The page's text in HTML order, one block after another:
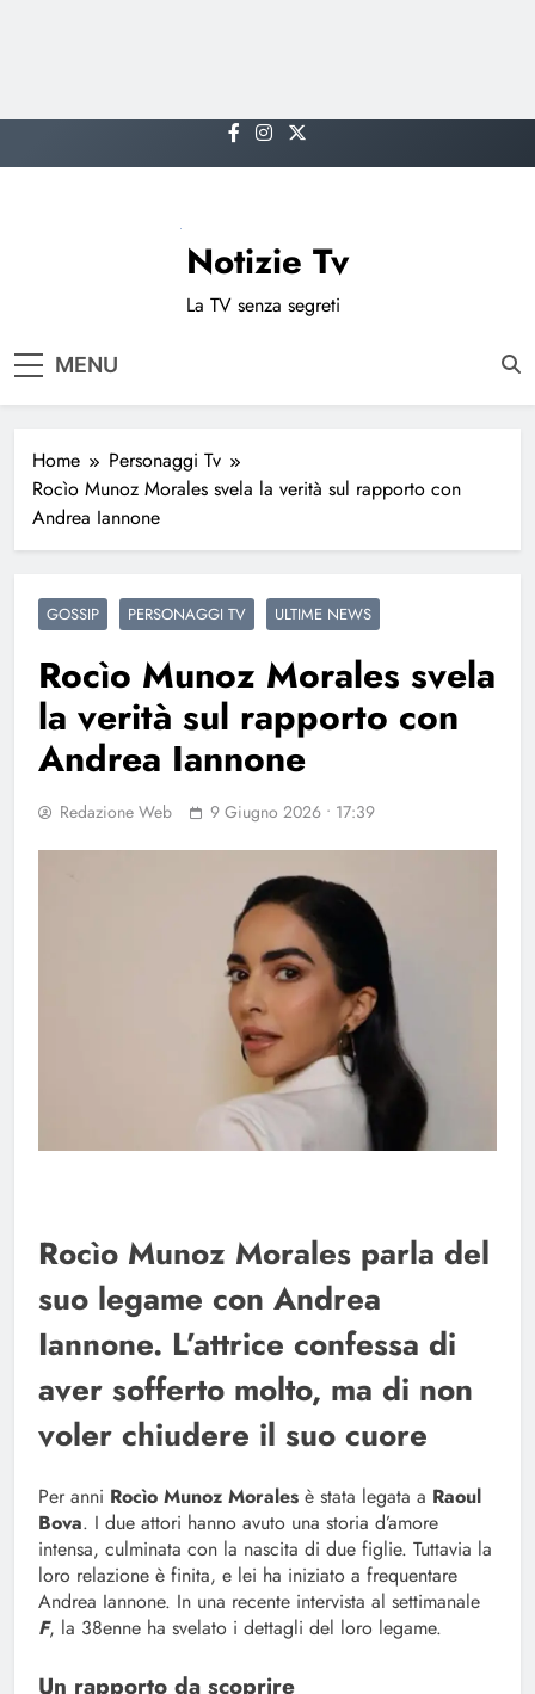
to
Notizie Tv
La TV senza segreti
MENU
Home
Personaggi Tv
Rocìo Munoz Morales svela la verità sul rapporto con
Andrea Iannone
GOSSIP PERSONAGGI TV ULTIME NEWS
Rocìo Munoz Morales svela
la verità sul rapporto con
Andrea Iannone
Redazione Web 9 Giugno 2026 • 17:39
Rocìo Munoz Morales parla del
suo legame con Andrea
Iannone. L’attrice confessa di
aver sofferto molto, ma di non
voler chiudere il suo cuore
Per anni Rocìo Munoz Morales è stata legata a Raoul
Bova. I due attori hanno avuto una storia d’amore
intensa, culminata con la nascita di due figlie. Tuttavia la
loro relazione è finita, e lei ha iniziato a frequentare
Andrea Iannone. In una recente intervista al settimanale
F, la 38enne ha svelato i dettagli del loro legame.
Un rapporto da scoprire